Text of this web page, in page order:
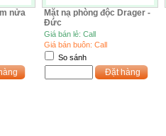
nửa
Mặt nạ phòng độc Drager -
Đức
Giá bán lẻ: Call
Giá bán buôn: Call
So sánh
Đặt hàng